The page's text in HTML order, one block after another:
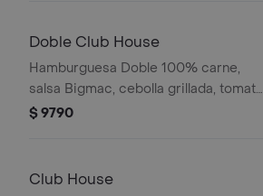
Doble Club House
Hamburguesa Doble 100% carne,
salsa Bigmac, cebolla grillada, tomate,
lechuga, tocino y queso.
$ 9790
Club House